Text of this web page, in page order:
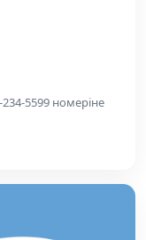
5599 номеріне